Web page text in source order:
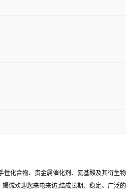
化合物、贵金属催化剂、氨基酸及其衍生
诚欢迎您来电来访,结成长期、稳定、广泛